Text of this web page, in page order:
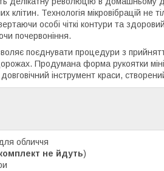
клітин. Технологія мікровібрацій
особі чіткі контури та
почервоніння.
поєднувати процедури з
Продумана форма рукоятки
інструмент краси,
обличчя
не йдуть)